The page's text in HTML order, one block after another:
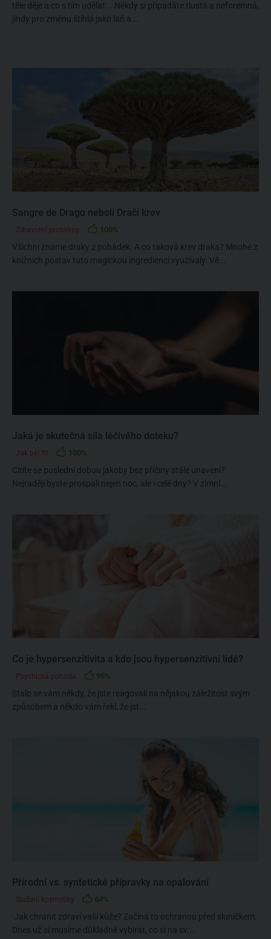
těle děje a co s tím udělat... Někdy si připadáte tlustá a neforemná,
jindy pro změnu štíhlá jako laň a...
Sangre de Drago neboli Dračí krev
Zdravotní problémy 100%
Všichni známe draky z pohádek. A co taková krev draka? Mnohé z
knižních postav tuto magickou ingredienci využívaly. Vě...
Jaká je skutečná síla léčivého doteku?
Jak být fit 100%
Cítíte se poslední dobou jakoby bez příčiny stále unaveni?
Nejraději byste prospali nejen noc, ale i celé dny? V zimní...
Co je hypersenzitivita a kdo jsou hypersenzitivní lidé?
Psychická pohoda 95%
Stalo se vám někdy, že jste reagovali na nějakou záležitost svým
způsobem a někdo vám řekl, že jst...
Přírodní vs. syntetické přípravky na opalování
Složení kosmetiky 64%
Jak chránit zdraví vaší kůže? Začíná to ochranou před sluníčkem.
Dnes už si musíme důkladně vybírat, co si na sv...